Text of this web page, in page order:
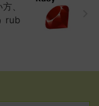
、
rub